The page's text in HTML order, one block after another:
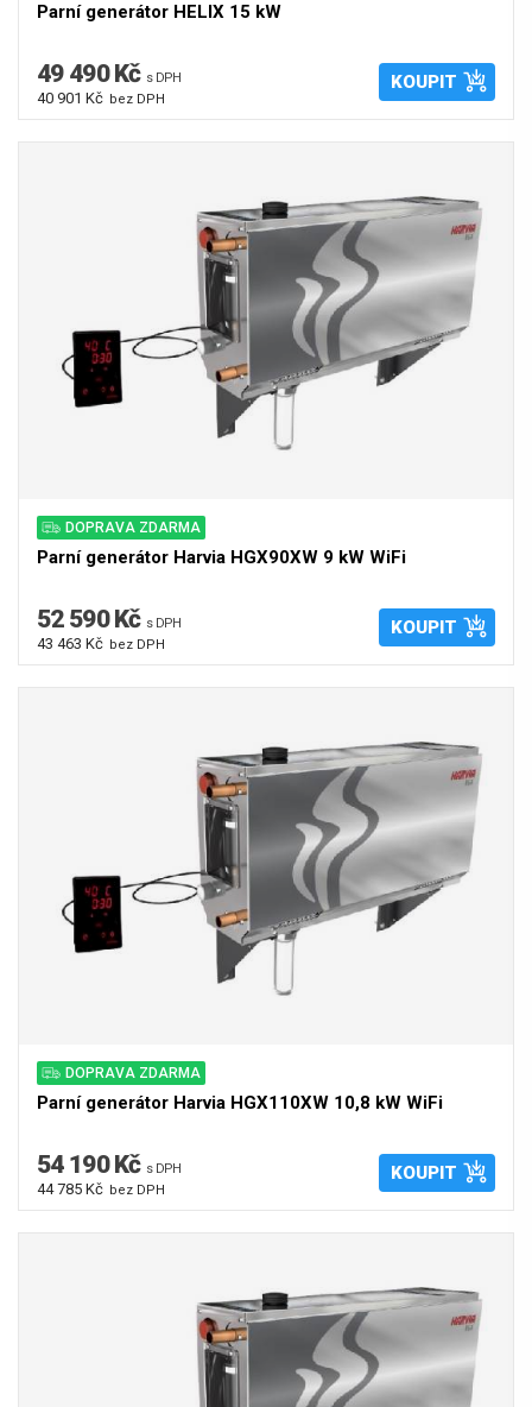
Parní generátor HELIX 15 kW
49 490 Kč s DPH
40 901 Kč bez DPH
KOUPIT
DOPRAVA ZDARMA
Parní generátor Harvia HGX90XW 9 kW WiFi
52 590 Kč s DPH
43 463 Kč bez DPH
KOUPIT
DOPRAVA ZDARMA
Parní generátor Harvia HGX110XW 10,8 kW WiFi
54 190 Kč s DPH
44 785 Kč bez DPH
KOUPIT